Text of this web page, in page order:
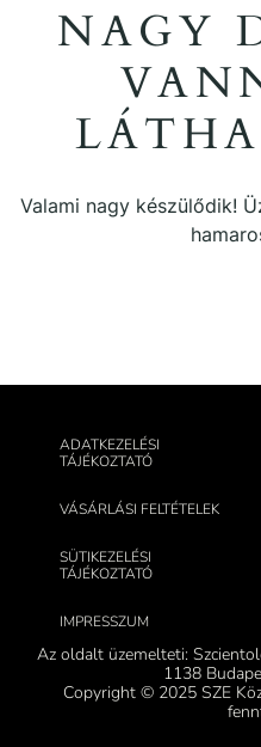
NAGY
Valami nagy készülődik!
ADATKEZELÉSI
TÁJÉKOZTATÓ
VÁSÁRLÁSI FELTÉTELEK
SÜTIKEZELÉSI
TÁJÉKOZTATÓ
IMPRESSZUM
Az oldalt üzemelteti:
1138
Copyright © 2025 SZE